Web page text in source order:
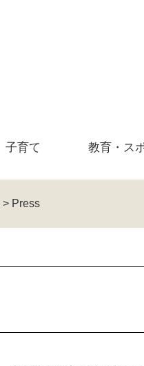
子育て 教育・ ス
> Press